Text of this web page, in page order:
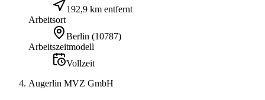
192,9 km entfernt
Arbeitsort
Berlin (10787)
Arbeitszeitmodell
Vollzeit
Augerlin MVZ GmbH